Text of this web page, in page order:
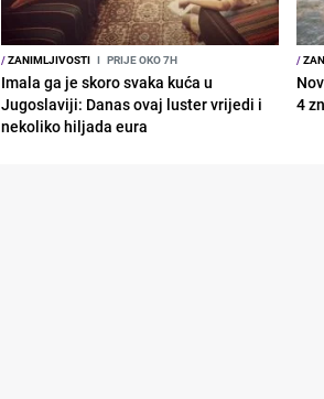
/ZANIMLJIVOSTI I PRIJE OKO 7H
Imala ga je skoro svaka kuća u
Jugoslaviji: Danas ovaj luster vrijedi i
nekoliko hiljada eura
/
4